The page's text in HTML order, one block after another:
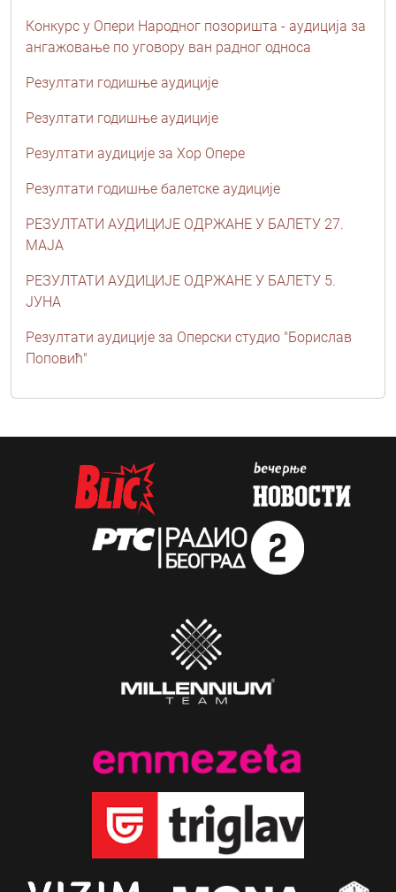
Конкурс у Опери Народног позоришта - аудиција за
ангажовање по уговору ван радног односа
Резултати годишње аудиције
Резултати годишње аудиције
Резултати аудиције за Хор Опере
Резултати годишње балетске аудиције
РЕЗУЛТАТИ АУДИЦИЈЕ ОДРЖАНЕ У БАЛЕТУ 27.
МАЈА
РЕЗУЛТАТИ АУДИЦИЈЕ ОДРЖАНЕ У БАЛЕТУ 5.
ЈУНА
Резултати аудиције за Оперски студио "Борислав
Поповић"